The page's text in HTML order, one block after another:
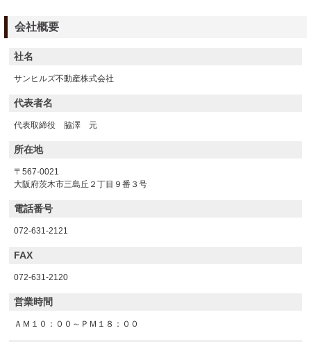
会社概要
社名
サンヒルズ不動産株式会社
代表者名
代表取締役 脇澤 元
所在地
〒567-0021
大阪府茨木市三島丘２丁目９番３号
電話番号
072-631-2121
FAX
072-631-2120
営業時間
ＡＭ１０：００～ＰＭ１８：００